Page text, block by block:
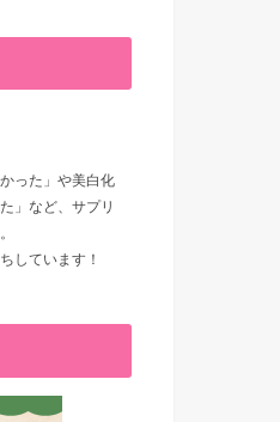
った」や美白化
」など、サプリ
しています！